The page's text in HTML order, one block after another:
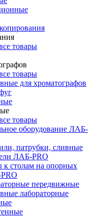
товары
товары
для хроматографов
товары
оборудование ЛАБ-
патрубки, сливные
ЛАБ-PRO
столам на опорных
передвижные
лабораторные